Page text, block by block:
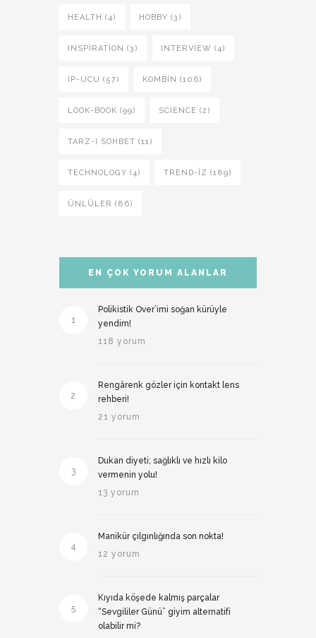
HEALTH (4) HOBBY (3)
INSPIRATION (3) INTERVIEW (4)
İP-UCU (57) KOMBIN (106)
LOOK-BOOK (99) SCIENCE (2)
TARZ-I SOHBET (11)
TECHNOLOGY (4) TREND-IZ (189)
ÜNLÜLER (86)
EN ÇOK YORUM ALANLAR
1
Polikistik Over’imi soğan kürüyle
yendim!
118 yorum
2
Rengârenk gözler için kontakt lens
rehberi!
21 yorum
3
Dukan diyeti; sağlıklı ve hızlı kilo
vermenin yolu!
13 yorum
4
Manikür çılgınlığında son nokta!
12 yorum
5
Kıyıda köşede kalmış parçalar
“Sevgililer Günü” giyim alternatifi
olabilir mi?